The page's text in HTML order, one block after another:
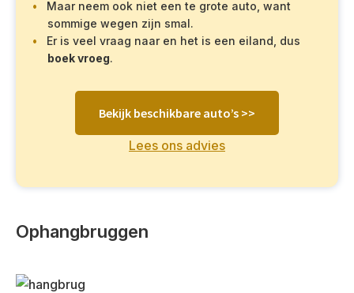
Maar neem ook niet een te grote auto, want
sommige wegen zijn smal.
Er is veel vraag naar en het is een eiland, dus
boek vroeg.
Bekijk beschikbare auto’s >>
Lees ons advies
Ophangbruggen